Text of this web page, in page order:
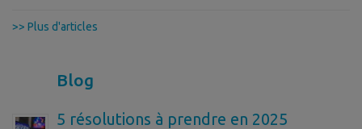
>> Plus d'articles
Blog
5 résolutions à prendre en 2025